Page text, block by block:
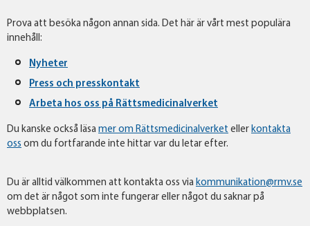
Prova att besöka någon annan sida. Det här är vårt mest populära
innehåll:
Nyheter
Press och presskontakt
Arbeta hos oss på Rättsmedicinalverket
Du kanske också läsa mer om Rättsmedicinalverket eller kontakta
oss om du fortfarande inte hittar var du letar efter.
Du är alltid välkommen att kontakta oss via kommunikation@rmv.se
om det är något som inte fungerar eller något du saknar på
webbplatsen.